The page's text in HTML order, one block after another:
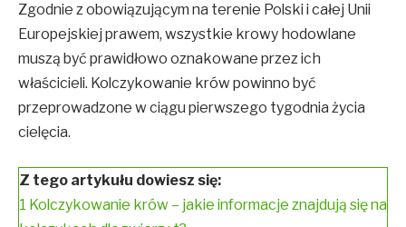
Zgodnie z obowiązującym na terenie Polski i całej Unii
Europejskiej prawem, wszystkie krowy hodowlane
muszą być prawidłowo oznakowane przez ich
właścicieli. Kolczykowanie krów powinno być
przeprowadzone w ciągu pierwszego tygodnia życia
cielęcia.
Z tego artykułu dowiesz się:
1 Kolczykowanie krów – jakie informacje znajdują się na